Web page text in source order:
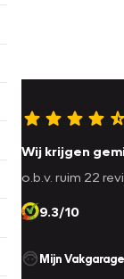
Wij krijgen
o.b.v. ruim 22
9.3/10
Mijn Vakgarage